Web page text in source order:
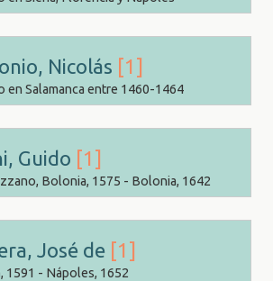
Nicolás [1]
en Salamanca entre 1460-1464
Guido [1]
Bolonia, 1575 - Bolonia, 1642
José de [1]
1591 - Nápoles, 1652